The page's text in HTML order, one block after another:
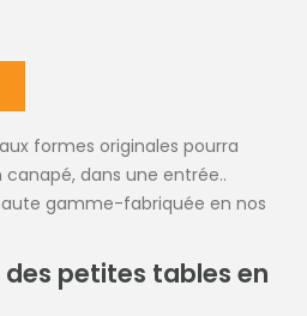
formes originales pourra
dans une entrée..
gamme-fabriquée en nos
petites tables en